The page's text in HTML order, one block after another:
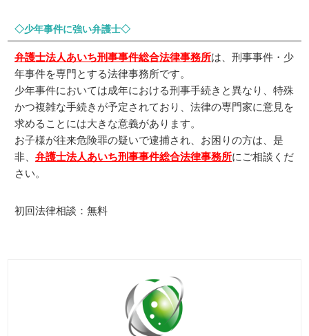
◇少年事件に強い弁護士◇
弁護士法人あいち刑事事件総合法律事務所は、刑事事件・少
年事件を専門とする法律事務所です。
少年事件においては成年における刑事手続きと異なり、特殊
かつ複雑な手続きが予定されており、法律の専門家に意見を
求めることには大きな意義があります。
お子様が往来危険罪の疑いで逮捕され、お困りの方は、是
非、弁護士法人あいち刑事事件総合法律事務所にご相談くだ
さい。
初回法律相談：無料